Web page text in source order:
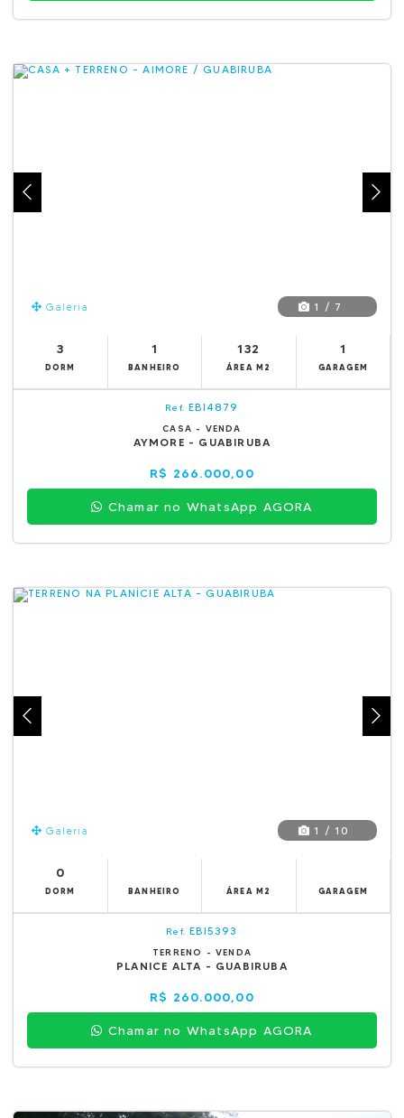
Galeria 1 / 7
3
DORM
1
BANHEIRO
132
ÁREA M2
1
GARAGEM
Ref. EBI4879
CASA - VENDA
AYMORE - GUABIRUBA
R$ 266.000,00
Chamar no WhatsApp AGORA
Galeria 1 / 10
0
DORM BANHEIRO ÁREA M2 GARAGEM
Ref. EBI5393
TERRENO - VENDA
PLANICE ALTA - GUABIRUBA
R$ 260.000,00
Chamar no WhatsApp AGORA